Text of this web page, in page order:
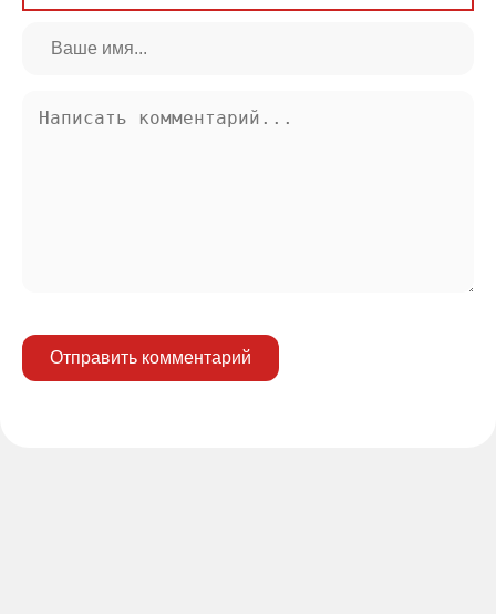
Отправить комментарий